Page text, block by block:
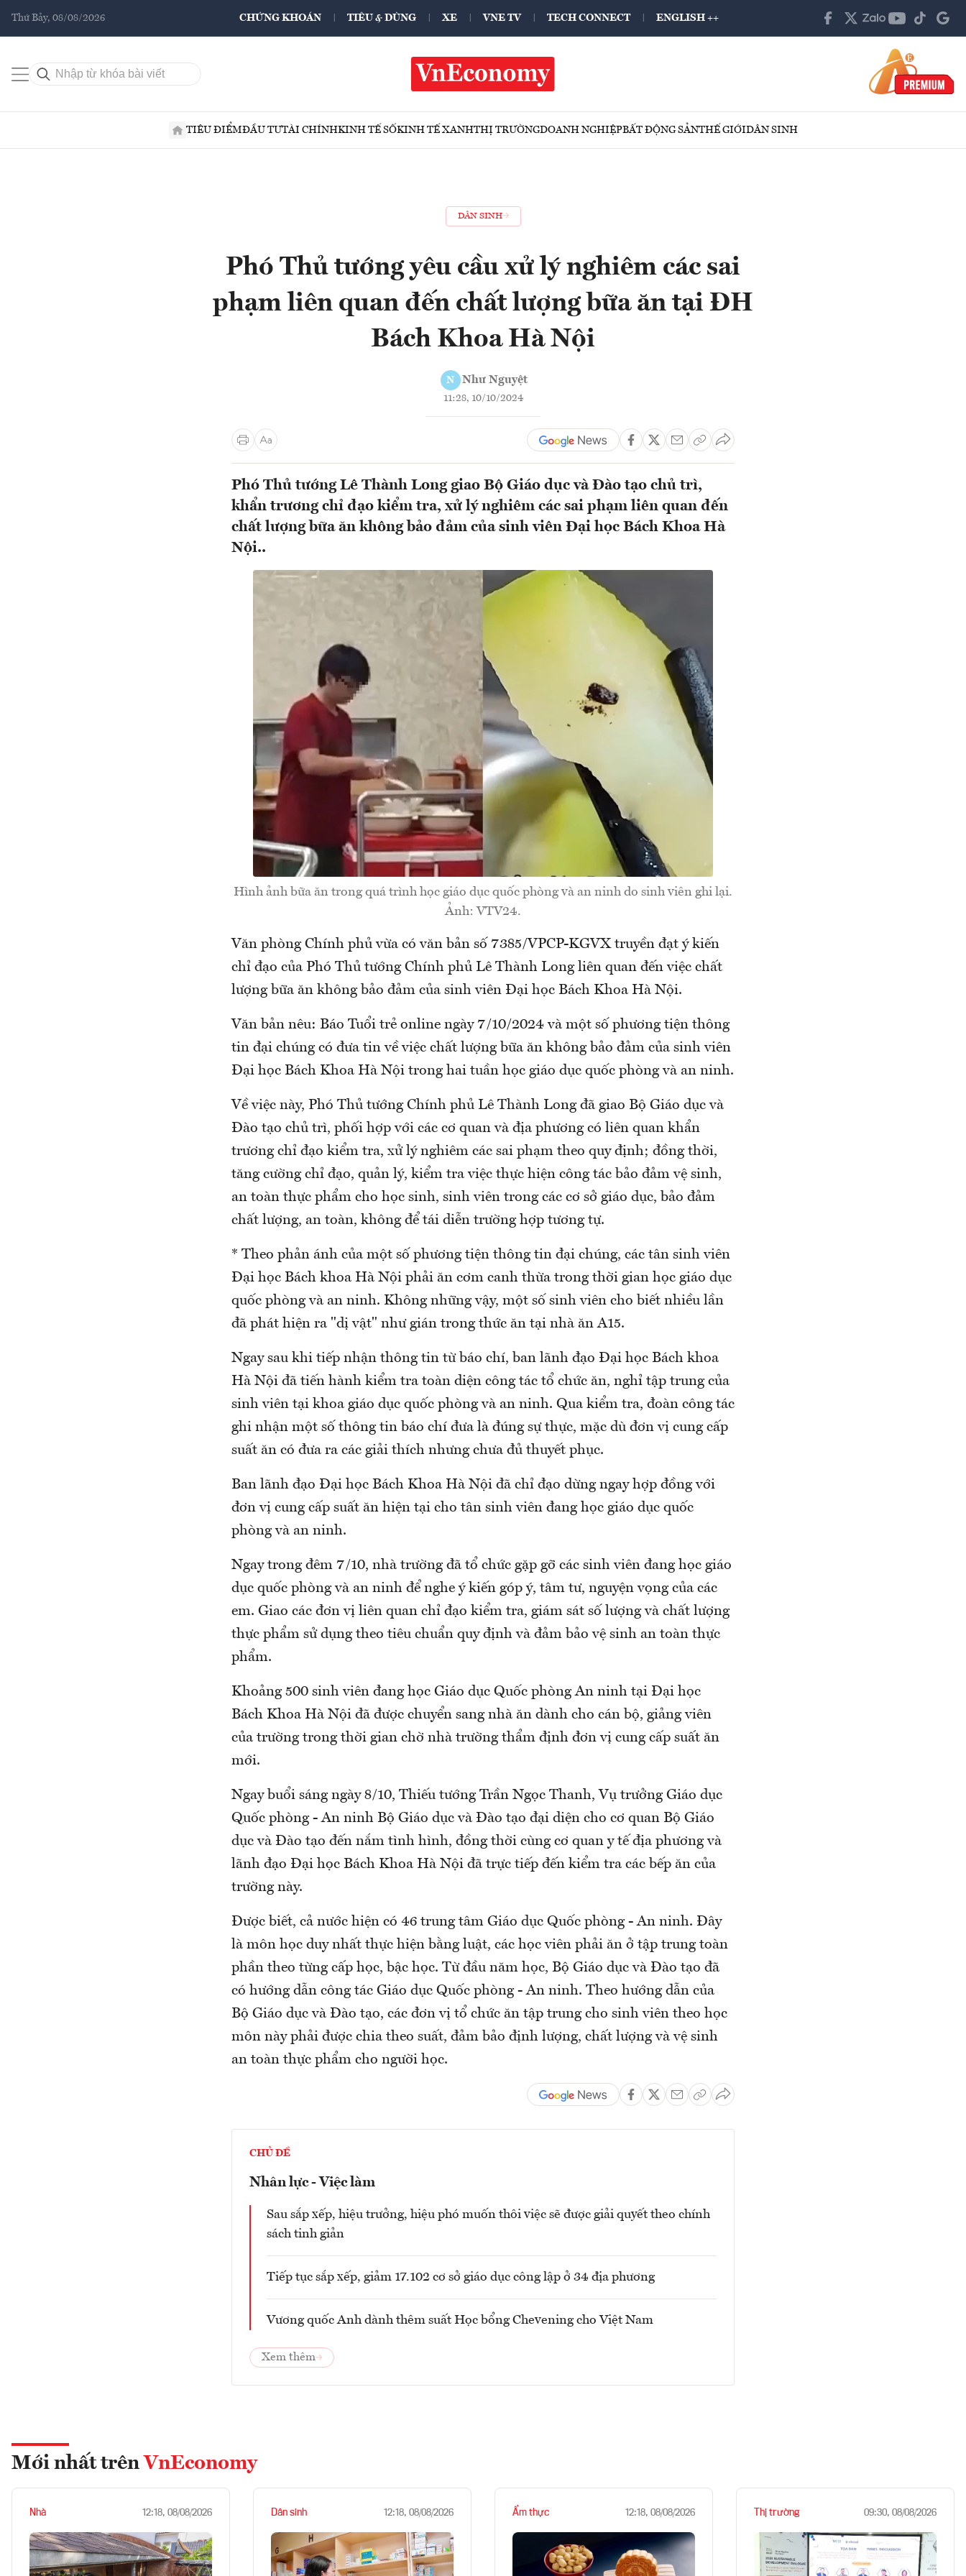
Thứ Bảy, 08/08/2026 CHỨNG KHOÁN TIÊU & DÙNG XE VNE TV TECH CONNECT ENGLISH ++
TIÊU ĐIỂMĐẦU TƯTÀI CHÍNHKINH TẾ SỐKINH TẾ XANHTHỊ TRƯỜNGDOANH NGHIỆPBẤT ĐỘNG SẢNTHẾ GIỚIDÂN SINH
DÂN SINH
Phó Thủ tướng yêu cầu xử lý nghiêm các sai
phạm liên quan đến chất lượng bữa ăn tại ĐH
Bách Khoa Hà Nội
N Như Nguyệt
11:28, 10/10/2024
Phó Thủ tướng Lê Thành Long giao Bộ Giáo dục và Đào tạo chủ trì,
khẩn trương chỉ đạo kiểm tra, xử lý nghiêm các sai phạm liên quan đến
chất lượng bữa ăn không bảo đảm của sinh viên Đại học Bách Khoa Hà
Nội..
Hình ảnh bữa ăn trong quá trình học giáo dục quốc phòng và an ninh do sinh viên ghi lại.
Ảnh: VTV24.
Văn phòng Chính phủ vừa có văn bản số 7385/VPCP-KGVX truyền đạt ý kiến
chỉ đạo của Phó Thủ tướng Chính phủ Lê Thành Long liên quan đến việc chất
lượng bữa ăn không bảo đảm của sinh viên Đại học Bách Khoa Hà Nội.
Văn bản nêu: Báo Tuổi trẻ online ngày 7/10/2024 và một số phương tiện thông
tin đại chúng có đưa tin về việc chất lượng bữa ăn không bảo đảm của sinh viên
Đại học Bách Khoa Hà Nội trong hai tuần học giáo dục quốc phòng và an ninh.
Về việc này, Phó Thủ tướng Chính phủ Lê Thành Long đã giao Bộ Giáo dục và
Đào tạo chủ trì, phối hợp với các cơ quan và địa phương có liên quan khẩn
trương chỉ đạo kiểm tra, xử lý nghiêm các sai phạm theo quy định; đồng thời,
tăng cường chỉ đạo, quản lý, kiểm tra việc thực hiện công tác bảo đảm vệ sinh,
an toàn thực phẩm cho học sinh, sinh viên trong các cơ sở giáo dục, bảo đảm
chất lượng, an toàn, không để tái diễn trường hợp tương tự.
* Theo phản ánh của một số phương tiện thông tin đại chúng, các tân sinh viên
Đại học Bách khoa Hà Nội phải ăn cơm canh thừa trong thời gian học giáo dục
quốc phòng và an ninh. Không những vậy, một số sinh viên cho biết nhiều lần
đã phát hiện ra "dị vật" như gián trong thức ăn tại nhà ăn A15.
Ngay sau khi tiếp nhận thông tin từ báo chí, ban lãnh đạo Đại học Bách khoa
Hà Nội đã tiến hành kiểm tra toàn diện công tác tổ chức ăn, nghỉ tập trung của
sinh viên tại khoa giáo dục quốc phòng và an ninh. Qua kiểm tra, đoàn công tác
ghi nhận một số thông tin báo chí đưa là đúng sự thực, mặc dù đơn vị cung cấp
suất ăn có đưa ra các giải thích nhưng chưa đủ thuyết phục.
Ban lãnh đạo Đại học Bách Khoa Hà Nội đã chỉ đạo dừng ngay hợp đồng với
đơn vị cung cấp suất ăn hiện tại cho tân sinh viên đang học giáo dục quốc
phòng và an ninh.
Ngay trong đêm 7/10, nhà trường đã tổ chức gặp gỡ các sinh viên đang học giáo
dục quốc phòng và an ninh để nghe ý kiến góp ý, tâm tư, nguyện vọng của các
em. Giao các đơn vị liên quan chỉ đạo kiểm tra, giám sát số lượng và chất lượng
thực phẩm sử dụng theo tiêu chuẩn quy định và đảm bảo vệ sinh an toàn thực
phẩm.
Khoảng 500 sinh viên đang học Giáo dục Quốc phòng An ninh tại Đại học
Bách Khoa Hà Nội đã được chuyển sang nhà ăn dành cho cán bộ, giảng viên
của trường trong thời gian chờ nhà trường thẩm định đơn vị cung cấp suất ăn
mới.
Ngay buổi sáng ngày 8/10, Thiếu tướng Trần Ngọc Thanh, Vụ trưởng Giáo dục
Quốc phòng - An ninh Bộ Giáo dục và Đào tạo đại diện cho cơ quan Bộ Giáo
dục và Đào tạo đến nắm tình hình, đồng thời cùng cơ quan y tế địa phương và
lãnh đạo Đại học Bách Khoa Hà Nội đã trực tiếp đến kiểm tra các bếp ăn của
trường này.
Được biết, cả nước hiện có 46 trung tâm Giáo dục Quốc phòng - An ninh. Đây
là môn học duy nhất thực hiện bằng luật, các học viên phải ăn ở tập trung toàn
phần theo từng cấp học, bậc học. Từ đầu năm học, Bộ Giáo dục và Đào tạo đã
có hướng dẫn công tác Giáo dục Quốc phòng - An ninh. Theo hướng dẫn của
Bộ Giáo dục và Đào tạo, các đơn vị tổ chức ăn tập trung cho sinh viên theo học
môn này phải được chia theo suất, đảm bảo định lượng, chất lượng và vệ sinh
an toàn thực phẩm cho người học.
CHỦ ĐỀ
Nhân lực - Việc làm
Sau sắp xếp, hiệu trưởng, hiệu phó muốn thôi việc sẽ được giải quyết theo chính
sách tinh giản
Tiếp tục sắp xếp, giảm 17.102 cơ sở giáo dục công lập ở 34 địa phương
Vương quốc Anh dành thêm suất Học bổng Chevening cho Việt Nam
Xem thêm
Mới nhất trên VnEconomy
Nhà 12:18, 08/08/2026 Dân sinh 12:18, 08/08/2026 Ẩm thực 12:18, 08/08/2026 Thị trường 09:30, 08/08/2026